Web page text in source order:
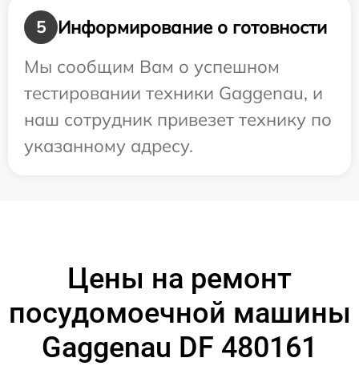
5
Информирование о готовности
Мы сообщим Вам о успешном
тестировании техники Gaggenau, и
наш сотрудник привезет технику по
указанному адресу.
Цены на ремонт
посудомоечной машины
Gaggenau DF 480161